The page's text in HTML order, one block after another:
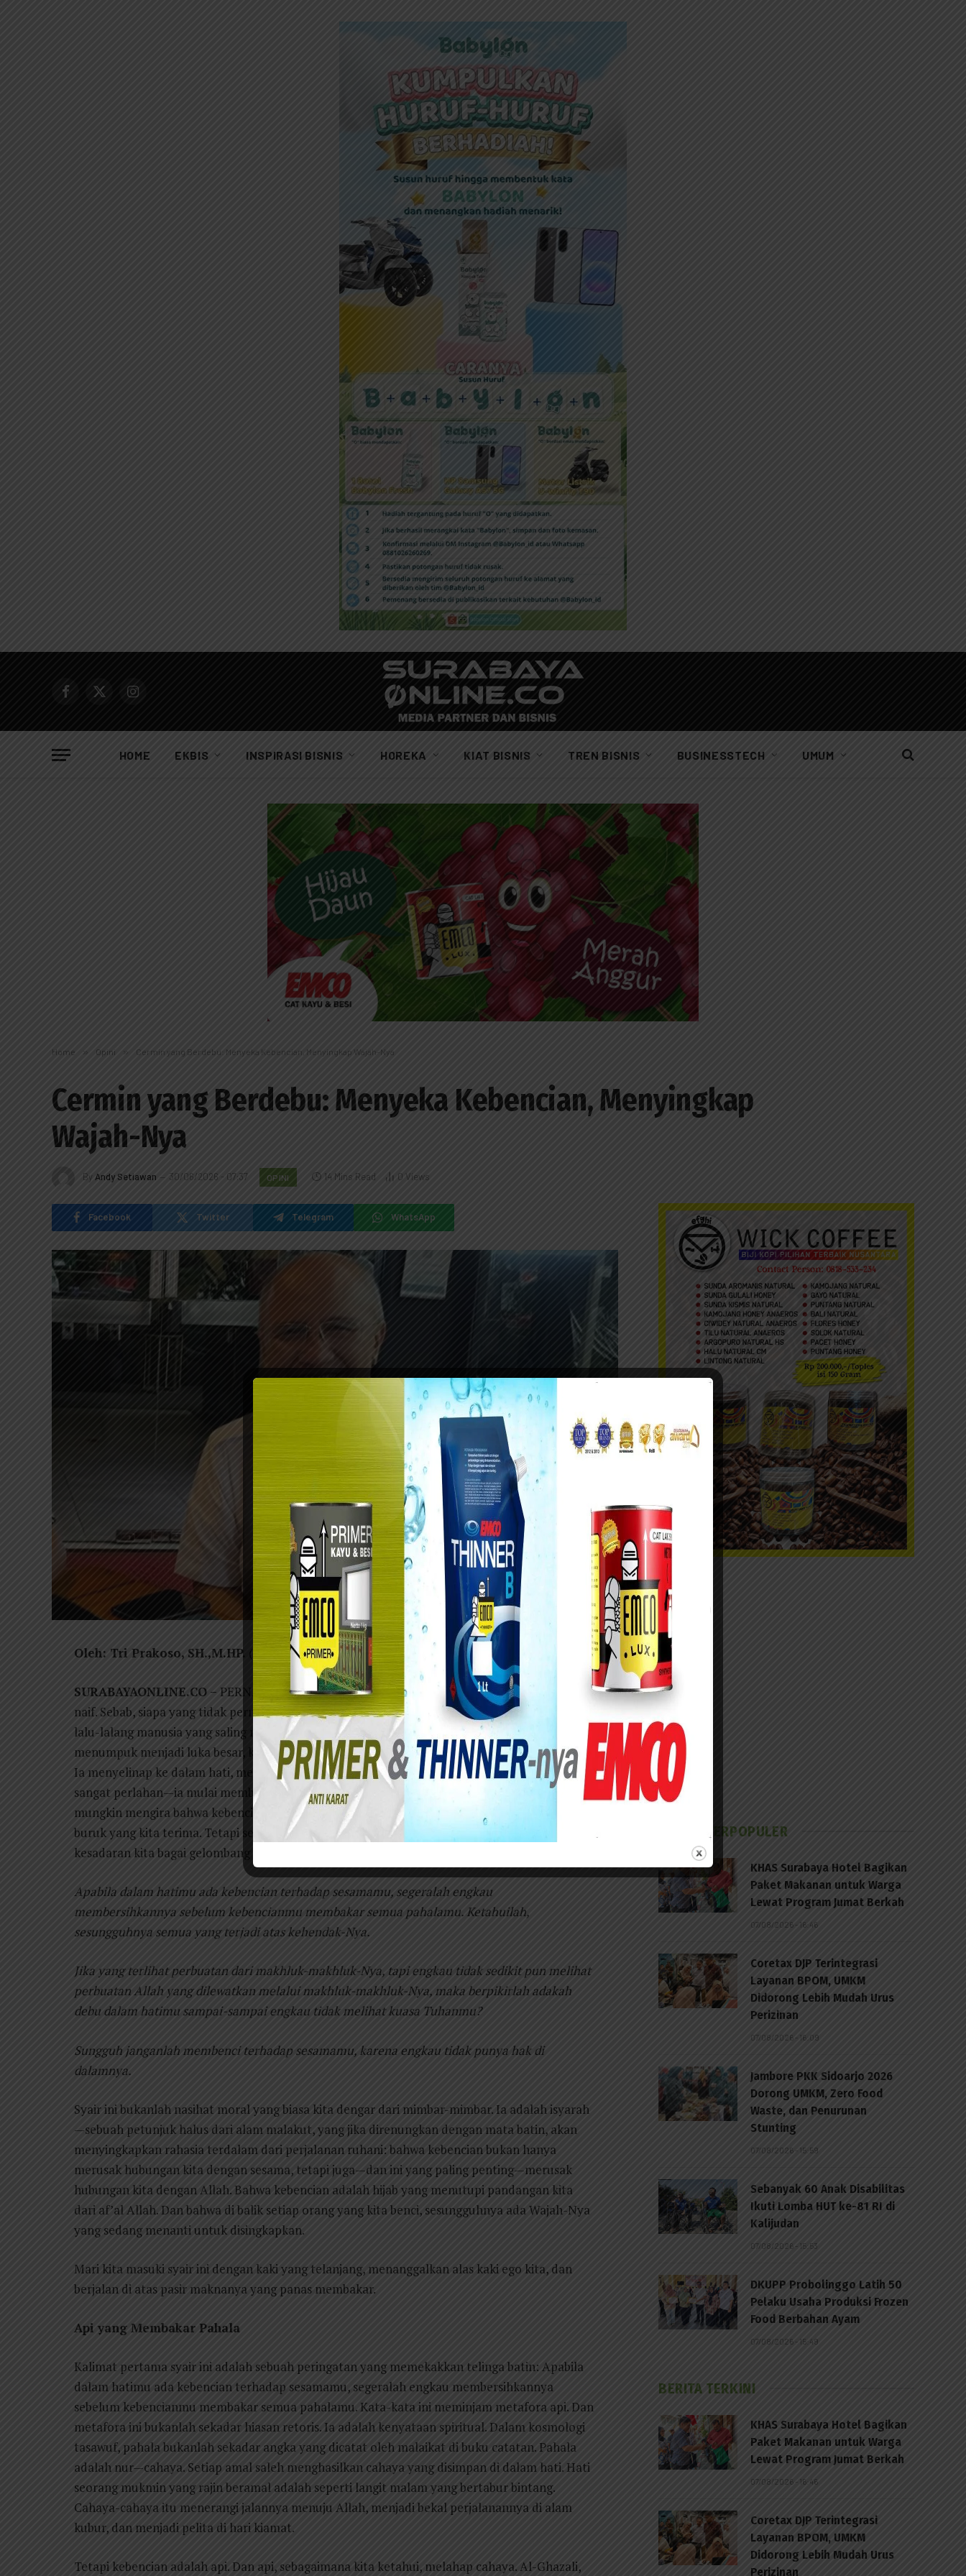
Facebook
X
Instagram
HOME EKBIS INSPIRASI BISNIS HOREKA KIAT BISNIS TREN BISNIS BUSINESSTECH UMUM
Home » Opini » Cermin yang Berdebu: Menyeka Kebencian, Menyingkap Wajah-Nya
Cermin yang Berdebu: Menyeka Kebencian, Menyingkap
Wajah-Nya
By Andy Setiawan 30/06/2026 - 07:37 OPINI 14 Mins Read 0 Views
Facebook Twitter Telegram WhatsApp
Oleh: Tri Prakoso, SH.,M.HP. (Alumni FH Universitas Jember)
SURABAYAONLINE.CO – PERNAHKAH engkau membenci? Pertanyaan ini mungkin terasa
naif. Sebab, siapa yang tidak pernah membenci? Di dunia yang penuh gesekan ini, di antara
lalu-lalang manusia yang saling menyenggol kepentingan, di antara luka-luka kecil yang
menumpuk menjadi luka besar, kebencian adalah tamu yang seringkali datang tanpa diundang.
Ia menyelinap ke dalam hati, mengendap di sudut-sudutnya yang gelap, dan perlahan-lahan—
sangat perlahan—ia mulai membangun sarang. Kita mungkin tidak menyadarinya. Kita
mungkin mengira bahwa kebencian itu adalah hak kita, respons yang wajar atas perlakuan
buruk yang kita terima. Tetapi seorang arif pernah melantunkan syair yang menghantam
kesadaran kita bagai gelombang samudra yang menghantam karang:
Apabila dalam hatimu ada kebencian terhadap sesamamu, segeralah engkau
membersihkannya sebelum kebencianmu membakar semua pahalamu. Ketahuilah,
sesungguhnya semua yang terjadi atas kehendak-Nya.
Jika yang terlihat perbuatan dari makhluk-makhluk-Nya, tapi engkau tidak sedikit pun melihat
perbuatan Allah yang dilewatkan melalui makhluk-makhluk-Nya, maka berpikirlah adakah
debu dalam hatimu sampai-sampai engkau tidak melihat kuasa Tuhanmu?
Sungguh janganlah membenci terhadap sesamamu, karena engkau tidak punya hak di
dalamnya.
Syair ini bukanlah nasihat moral yang biasa kita dengar dari mimbar-mimbar. Ia adalah isyarah
—sebuah petunjuk halus dari alam malakut, yang jika direnungkan dengan mata batin, akan
menyingkapkan rahasia terdalam dari perjalanan ruhani: bahwa kebencian bukan hanya
merusak hubungan kita dengan sesama, tetapi juga—dan ini yang paling penting—merusak
hubungan kita dengan Allah. Bahwa kebencian adalah hijab yang menutupi pandangan kita
dari af’al Allah. Dan bahwa di balik setiap orang yang kita benci, sesungguhnya ada Wajah-Nya
yang sedang menanti untuk disingkapkan.
Mari kita masuki syair ini dengan kaki yang telanjang, menanggalkan alas kaki ego kita, dan
berjalan di atas pasir maknanya yang panas membakar.
Api yang Membakar Pahala
Kalimat pertama syair ini adalah sebuah peringatan yang memekakkan telinga batin: Apabila
dalam hatimu ada kebencian terhadap sesamamu, segeralah engkau membersihkannya
sebelum kebencianmu membakar semua pahalamu. Kata-kata ini meminjam metafora api. Dan
metafora ini bukanlah sekadar hiasan retoris. Ia adalah kenyataan spiritual. Dalam kosmologi
tasawuf, pahala bukanlah sekadar angka yang dicatat oleh malaikat di buku catatan. Pahala
adalah nur—cahaya. Setiap amal saleh menghasilkan cahaya yang disimpan di dalam hati. Hati
seorang mukmin yang rajin beramal adalah seperti langit malam yang bertabur bintang.
Cahaya-cahaya itu menerangi jalannya menuju Allah, menjadi bekal perjalanannya di alam
kubur, dan menjadi pelita di hari kiamat.
Tetapi kebencian adalah api. Dan api, sebagaimana kita ketahui, melahap cahaya. Al-Ghazali,
BERITA TERPOPULER
KHAS Surabaya Hotel Bagikan
Paket Makanan untuk Warga
Lewat Program Jumat Berkah
07/08/2026 - 16:46
Coretax DJP Terintegrasi
Layanan BPOM, UMKM
Didorong Lebih Mudah Urus
Perizinan
07/08/2026 - 16:09
Jambore PKK Sidoarjo 2026
Dorong UMKM, Zero Food
Waste, dan Penurunan
Stunting
07/08/2026 - 15:59
Sebanyak 60 Anak Disabilitas
Ikuti Lomba HUT ke-81 RI di
Kalijudan
07/08/2026 - 15:53
DKUPP Probolinggo Latih 50
Pelaku Usaha Produksi Frozen
Food Berbahan Ayam
07/08/2026 - 15:49
BERITA TERKINI
KHAS Surabaya Hotel Bagikan
Paket Makanan untuk Warga
Lewat Program Jumat Berkah
07/08/2026 - 16:46
Coretax DJP Terintegrasi
Layanan BPOM, UMKM
Didorong Lebih Mudah Urus
Perizinan